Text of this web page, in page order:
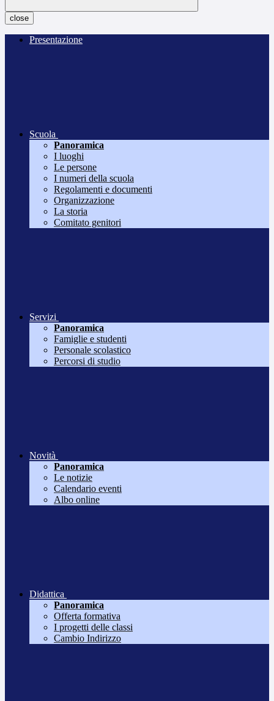
close
Presentazione
Scuola
Panoramica
I luoghi
Le persone
I numeri della scuola
Regolamenti e documenti
Organizzazione
La storia
Comitato genitori
Servizi
Panoramica
Famiglie e studenti
Personale scolastico
Percorsi di studio
Novità
Panoramica
Le notizie
Calendario eventi
Albo online
Didattica
Panoramica
Offerta formativa
I progetti delle classi
Cambio Indirizzo